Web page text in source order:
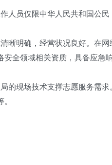
员仅限中华人民共和国公民
明确，经营状况良好。在网
全领域相关资质，具备应急
现场技术支撑志愿服务需求